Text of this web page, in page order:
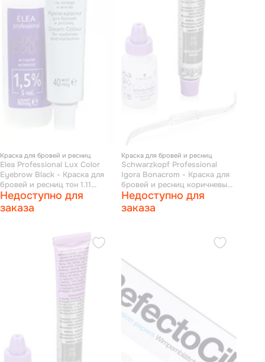
Краска для бровей и ресниц
Elea Professional Lux Color
Eyebrow Black - Краска для
бровей и ресниц тон 1.11
иссиня черный 40 мл + 60 мл
Недоступно для
заказа
Краска для бровей и ресниц
Schwarzkopf Professional
Igora Bonacrom - Краска для
бровей и ресниц коричневый
25 мл
Недоступно для
заказа